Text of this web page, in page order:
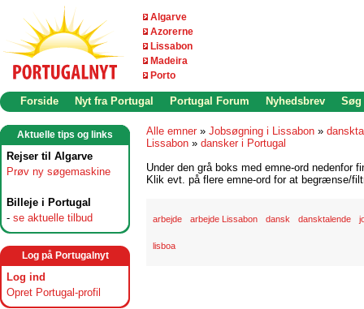
Algarve
Azorerne
Lissabon
Madeira
Porto
Forside Nyt fra Portugal Portugal Forum Nyhedsbrev Søg
Aktuelle tips og links
Rejser til Algarve
Prøv ny søgemaskine
Billeje i Portugal
- se aktuelle tilbud
Log på Portugalnyt
Log ind
Opret Portugal-profil
Alle emner » Jobsøgning i Lissabon »
Lissabon » dansker i Portugal
Under den grå boks med emne-ord nedenfor
Klik evt. på flere emne-ord for at begrænse/
arbejde arbejde Lissabon dansk dansktalende
lisboa